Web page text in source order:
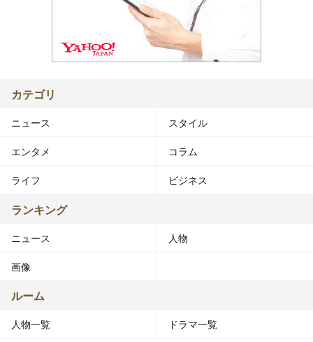
カテゴリ
ニュース スタイル
エンタメ コラム
ライフ ビジネス
ランキング
ニュース 人物
画像
ルーム
人物一覧 ドラマ一覧